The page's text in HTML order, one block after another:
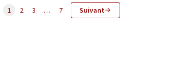
1 2 3 … 7 Suivant